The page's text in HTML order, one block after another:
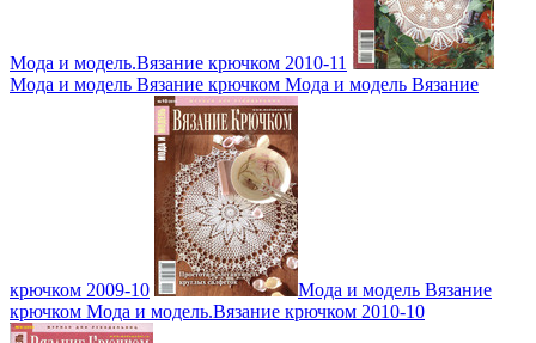
Мода и модель.Вязание крючком 2010-11
Мода и модель Вязание крючком Мода и модель Вязание
крючком 2009-10
Мода и модель Вязание
крючком Мода и модель.Вязание крючком 2010-10